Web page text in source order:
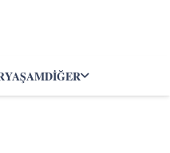
YAŞAMDIĞER